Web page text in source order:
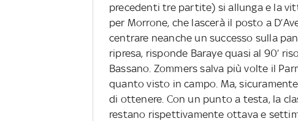
precedenti tre partite) si allunga e la
per Morrone, che lascerà il posto a
centrare neanche un successo sulla
ripresa, risponde Baraye quasi al 90’
Bassano. Zommers salva più volte il
quanto visto in campo. Ma,
di ottenere. Con un punto a testa, la
restano rispettivamente ottava e